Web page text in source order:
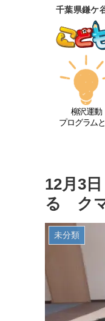
千葉県鎌ケ
柳沢運動
プログラム
12月3
る ク
未分類